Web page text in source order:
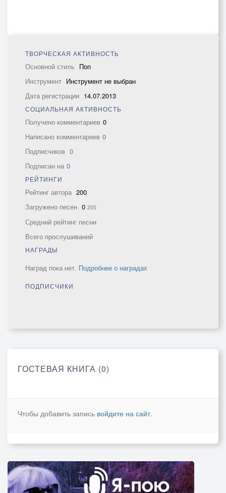
ТВОРЧЕСКАЯ АКТИВНОСТЬ
Основной стиль Поп
Инструмент Инструмент не выбран
Дата регистрации 14.07.2013
СОЦИАЛЬНАЯ АКТИВНОСТЬ
Получено комментариев 0
Написано комментариев 0
Подписчиков 0
Подписан на 0
РЕЙТИНГИ
Рейтинг автора 200
Загружено песен 0 200
Средний рейтинг песни
Всего прослушиваний
НАГРАДЫ
Наград пока нет. Подробнее о наградах
ПОДПИСЧИКИ
ГОСТЕВАЯ КНИГА (0)
Чтобы добавить запись войдите на сайт.